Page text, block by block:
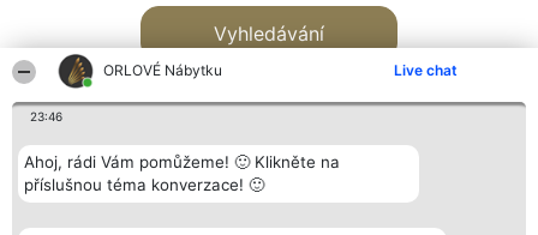
ORLOVÉ Nábytku Live chat
23:46
Ahoj, rádi Vám pomůžeme! 🙂 Klikněte na
příslušnou téma konverzace! 🙂
Vyhledávání
Bright Side Solutions sp. z o. Vítězové Kontakt